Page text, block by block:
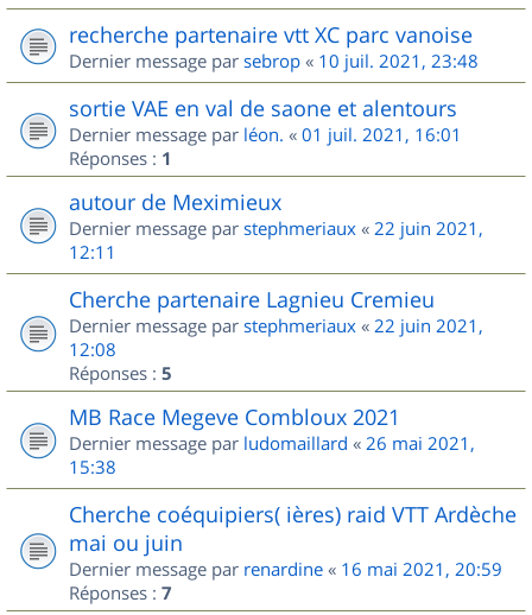
recherche partenaire vtt XC parc vanoise
Dernier message par sebrop « 10 juil. 2021, 23:48
sortie VAE en val de saone et alentours
Dernier message par léon. « 01 juil. 2021, 16:01
Réponses : 1
autour de Meximieux
Dernier message par stephmeriaux « 22 juin 2021,
12:11
Cherche partenaire Lagnieu Cremieu
Dernier message par stephmeriaux « 22 juin 2021,
12:08
Réponses : 5
MB Race Megeve Combloux 2021
Dernier message par ludomaillard « 26 mai 2021,
15:38
Cherche coéquipiers( ières) raid VTT Ardèche
mai ou juin
Dernier message par renardine « 16 mai 2021, 20:59
Réponses : 7